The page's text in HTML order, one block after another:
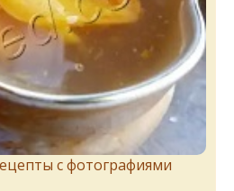
с фотографиями